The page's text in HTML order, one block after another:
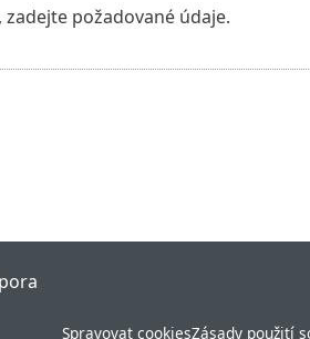
požadované údaje.
Spravovat cookiesZásady použití